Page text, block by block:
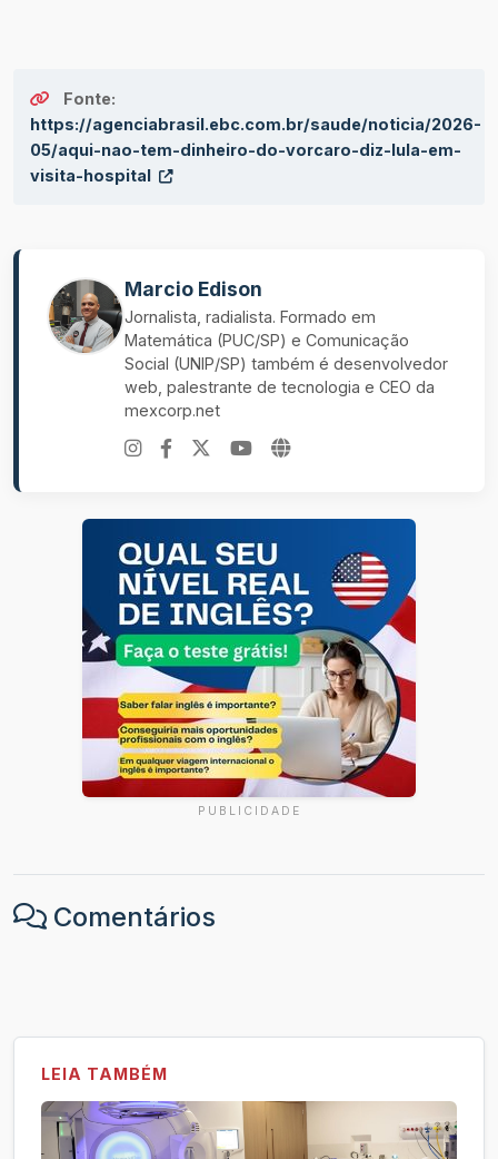
Fonte:
https://agenciabrasil.ebc.com.br/saude/noticia/2026-
05/aqui-nao-tem-dinheiro-do-vorcaro-diz-lula-em-
visita-hospital
Marcio Edison
Jornalista, radialista. Formado em
Matemática (PUC/SP) e Comunicação
Social (UNIP/SP) também é desenvolvedor
web, palestrante de tecnologia e CEO da
mexcorp.net
PUBLICIDADE
Comentários
LEIA TAMBÉM